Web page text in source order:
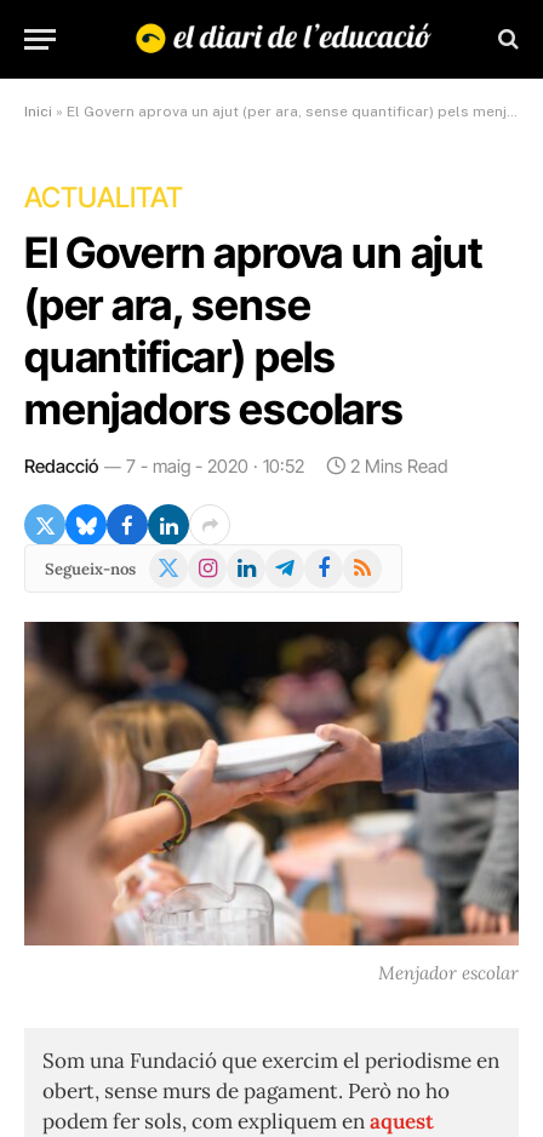
Inici » El Govern aprova un ajut (per ara, sense quantificar) pels menjadors escolars
ACTUALITAT
El Govern aprova un ajut
(per ara, sense
quantificar) pels
menjadors escolars
Redacció 7 - maig - 2020 · 10:52 2 Mins Read
Segueix-nos
X
Instagram
LinkedInTelegramFacebook
RSS
Menjador escolar
Som una Fundació que exercim el periodisme en
obert, sense murs de pagament. Però no ho
podem fer sols, com expliquem enaquest